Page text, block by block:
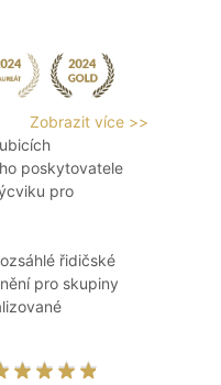
Zobrazit více >>
poskytovatele
pro
řidičské
pro skupiny